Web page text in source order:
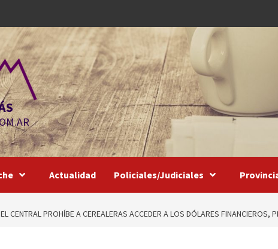
Actualidad Policiales/Judiciales
EL CENTRAL PROHÍBE A CEREALERAS ACCEDER A LOS DÓLARES